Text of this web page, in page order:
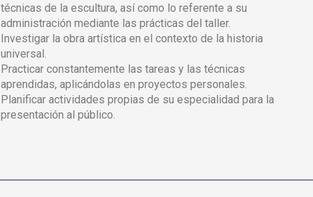
técnicas de la escultura, así como lo referente a su
administración mediante las prácticas del taller.
Investigar la obra artística en el contexto de la historia
universal.
Practicar constantemente las tareas y las técnicas
aprendidas, aplicándolas en proyectos personales.
Planificar actividades propias de su especialidad para la
presentación al público.